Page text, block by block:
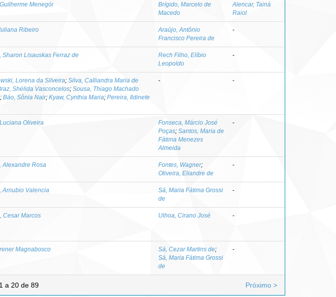
Menegói
Brígido, Marcelo de
Macedo
Alencar, Tainá
Raiol
Ribeiro
Araújo, Antônio
Francisco Pereira de
-
Sharon Lisauskas Ferraz de
Rech Filho, Elíbio
Leopoldo
-
Lorena da Silveira; Silva, Calliandra Maria de
Shélida Vasconcelos; Sousa, Thiago Machado
; Báo, Sônia Nair; Kyaw, Cynthia Maria; Pereira, Ildinete
- -
Oliveira
Fonseca, Márcio José
Poças; Santos, Maria de
Fátima Menezes
Almeida
-
Alexandre Rosa Fontes, Wagner;
Oliveira, Eliandre de
-
Arnubio Valencia
Sá, Maria Fátima Grossi
de
-
Cesar Marcos Ulhoa, Cirano José -
Magnabosco Sá, Cezar Martins de;
Sá, Maria Fátima Grossi
de
-
a 20 de 89 Próximo >